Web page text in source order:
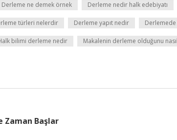
Derleme ne demek örnek Derleme nedir halk edebiyatı
türleri nelerdir Derleme yapıt nedir
bilimi derleme nedir Makalenin derleme olduğunu
Zaman Başlar